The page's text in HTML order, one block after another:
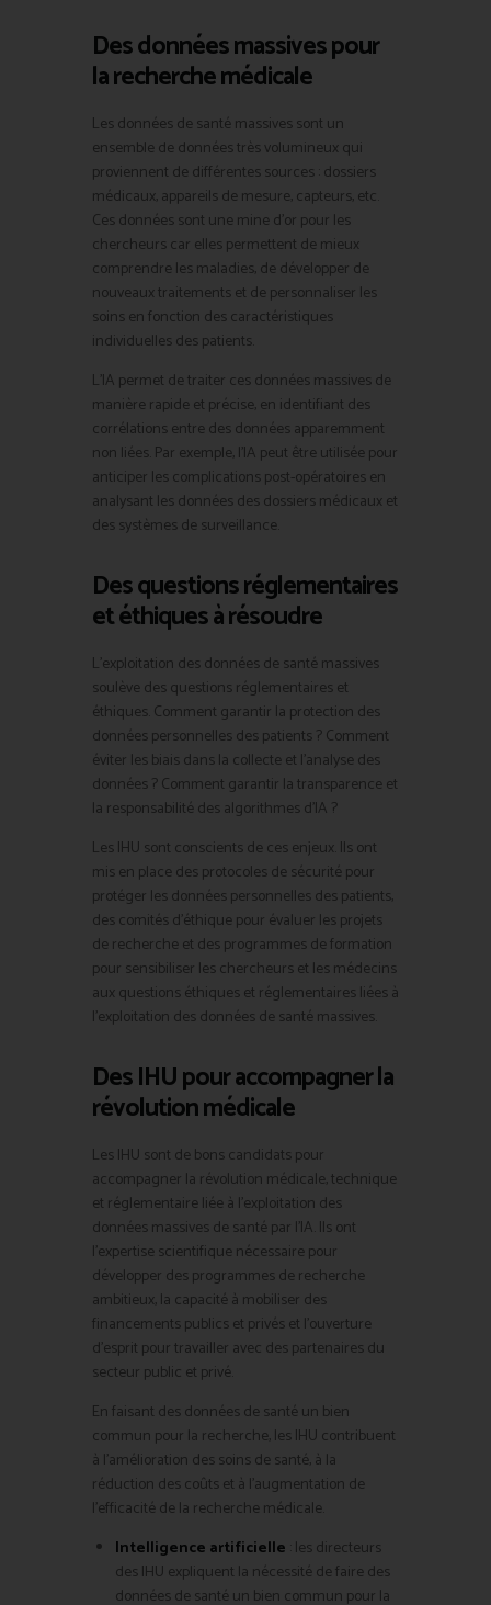
Des données massives pour
la recherche médicale
Les données de santé massives sont un
ensemble de données très volumineux qui
proviennent de différentes sources : dossiers
médicaux, appareils de mesure, capteurs, etc.
Ces données sont une mine d’or pour les
chercheurs car elles permettent de mieux
comprendre les maladies, de développer de
nouveaux traitements et de personnaliser les
soins en fonction des caractéristiques
individuelles des patients.
L’IA permet de traiter ces données massives de
manière rapide et précise, en identifiant des
corrélations entre des données apparemment
non liées. Par exemple, l’IA peut être utilisée pour
anticiper les complications post-opératoires en
analysant les données des dossiers médicaux et
des systèmes de surveillance.
Des questions réglementaires
et éthiques à résoudre
L’exploitation des données de santé massives
soulève des questions réglementaires et
éthiques. Comment garantir la protection des
données personnelles des patients ? Comment
éviter les biais dans la collecte et l’analyse des
données ? Comment garantir la transparence et
la responsabilité des algorithmes d’IA ?
Les IHU sont conscients de ces enjeux. Ils ont
mis en place des protocoles de sécurité pour
protéger les données personnelles des patients,
des comités d’éthique pour évaluer les projets
de recherche et des programmes de formation
pour sensibiliser les chercheurs et les médecins
aux questions éthiques et réglementaires liées à
l’exploitation des données de santé massives.
Des IHU pour accompagner la
révolution médicale
Les IHU sont de bons candidats pour
accompagner la révolution médicale, technique
et réglementaire liée à l’exploitation des
données massives de santé par l’IA. Ils ont
l’expertise scientifique nécessaire pour
développer des programmes de recherche
ambitieux, la capacité à mobiliser des
financements publics et privés et l’ouverture
d’esprit pour travailler avec des partenaires du
secteur public et privé.
En faisant des données de santé un bien
commun pour la recherche, les IHU contribuent
à l’amélioration des soins de santé, à la
réduction des coûts et à l’augmentation de
l’efficacité de la recherche médicale.
Intelligence artificielle : les directeurs
des IHU expliquent la nécessité de faire des
données de santé un bien commun pour la